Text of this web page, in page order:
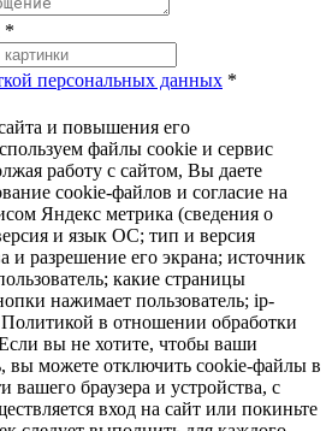
*
персональных данных *
и повышения его
файлы cookie и сервис
работу с сайтом, Вы даете
cookie-файлов и согласие на
Яндекс метрика (сведения о
и язык ОС; тип и версия
и разрешение его экрана; источник
какие страницы
нажимает пользователь; ip-
Политикой в отношении обработки
вы не хотите, чтобы ваши
вы можете отключить cookie-файлы в
вашего браузера и устройства, с
вход на сайт или покиньте